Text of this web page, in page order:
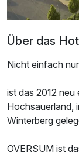
Juniorsuite/n
2 Erwachsene
Über das
Nicht einfach
ist das 2012
Hochsauerland,
Winterberg
OVERSUM ist